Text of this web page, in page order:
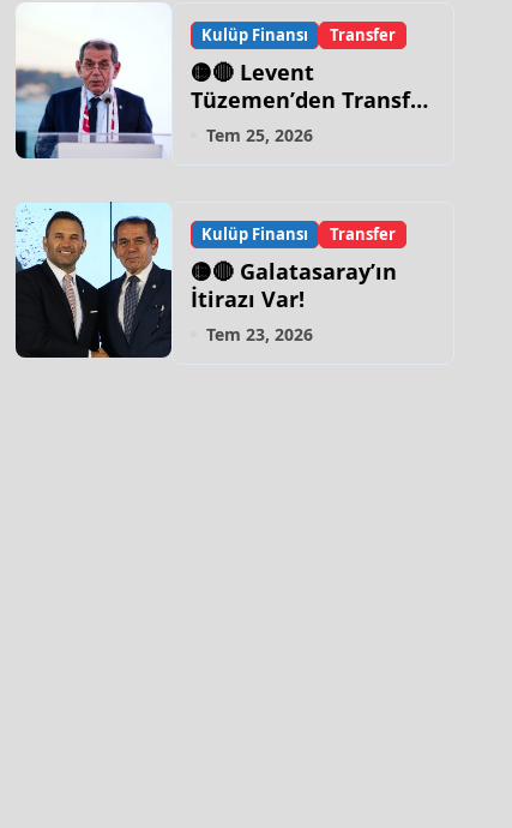
Kulüp Finansı Transfer
🟡🔴 Levent
Tüzemen’den Transfer
Sözleri:
Tem 25, 2026
Kulüp Finansı Transfer
🟡🔴 Galatasaray’ın
İtirazı Var!
Tem 23, 2026